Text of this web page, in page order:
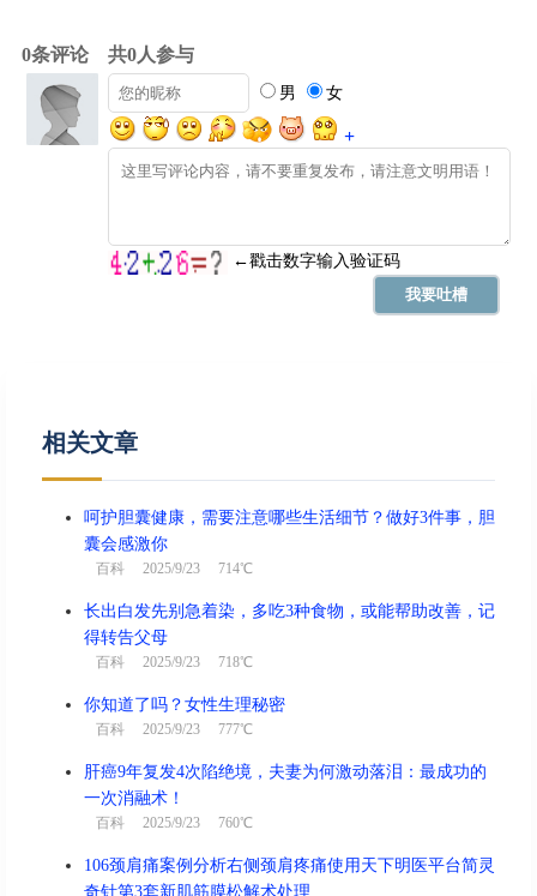
相关文章
呵护胆囊健康，需要注意哪些生活细节？做好3件事，胆
囊会感激你
百科 2025/9/23 714℃
长出白发先别急着染，多吃3种食物，或能帮助改善，记
得转告父母
百科 2025/9/23 718℃
你知道了吗？女性生理秘密
百科 2025/9/23 777℃
肝癌9年复发4次陷绝境，夫妻为何激动落泪：最成功的
一次消融术！
百科 2025/9/23 760℃
106颈肩痛案例分析右侧颈肩疼痛使用天下明医平台简灵
奇针第3套新肌筋膜松解术处理